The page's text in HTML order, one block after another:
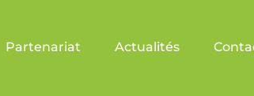
Partenariat Actualités